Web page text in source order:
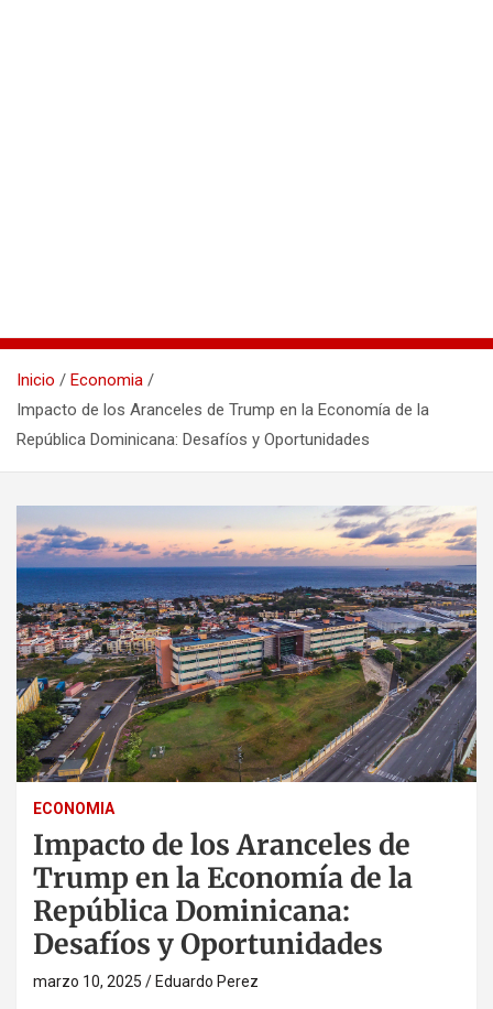
Inicio
Economia
Impacto de los Aranceles de Trump en la Economía de la
República Dominicana: Desafíos y Oportunidades
ECONOMIA
Impacto de los Aranceles de
Trump en la Economía de la
República Dominicana:
Desafíos y Oportunidades
marzo 10, 2025 Eduardo Perez